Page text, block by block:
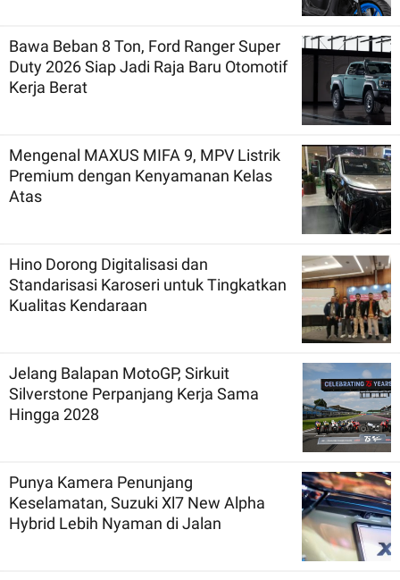
Bawa Beban 8 Ton, Ford Ranger Super
Duty 2026 Siap Jadi Raja Baru Otomotif
Kerja Berat
Mengenal MAXUS MIFA 9, MPV Listrik
Premium dengan Kenyamanan Kelas
Atas
Hino Dorong Digitalisasi dan
Standarisasi Karoseri untuk Tingkatkan
Kualitas Kendaraan
Jelang Balapan MotoGP, Sirkuit
Silverstone Perpanjang Kerja Sama
Hingga 2028
Punya Kamera Penunjang
Keselamatan, Suzuki Xl7 New Alpha
Hybrid Lebih Nyaman di Jalan